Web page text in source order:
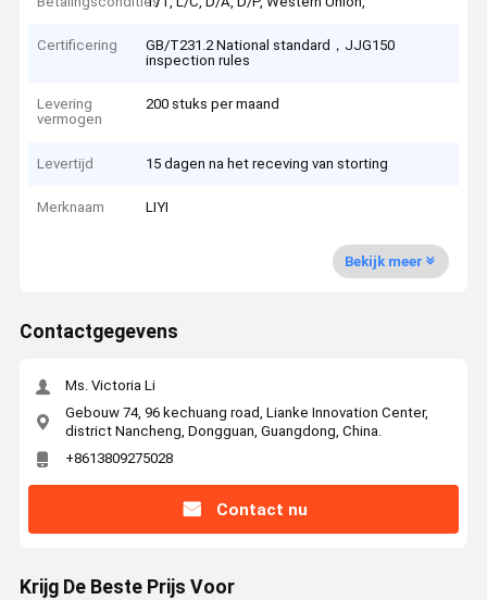
Certificering
GB/T231.2 National standard，JJG150
inspection rules
Levering
vermogen
200 stuks per maand
Levertijd 15 dagen na het receving van storting
Merknaam LIYI
Bekijk meer
Contactgegevens
Ms. Victoria Li
Gebouw 74, 96 kechuang road, Lianke Innovation Center,
district Nancheng, Dongguan, Guangdong, China.
+8613809275028
Contact nu
Krijg De Beste Prijs Voor